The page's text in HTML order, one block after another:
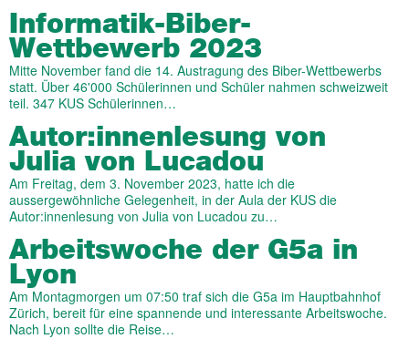
Informatik-Biber-
Wettbewerb 2023
Mitte November fand die 14. Austragung des Biber-Wettbewerbs
statt. Über 46'000 Schülerinnen und Schüler nahmen schweizweit
teil. 347 KUS Schülerinnen…
Autor:innenlesung von
Julia von Lucadou
Am Freitag, dem 3. November 2023, hatte ich die
aussergewöhnliche Gelegenheit, in der Aula der KUS die
Autor:innenlesung von Julia von Lucadou zu…
Arbeitswoche der G5a in
Lyon
Am Montagmorgen um 07:50 traf sich die G5a im Hauptbahnhof
Zürich, bereit für eine spannende und interessante Arbeitswoche.
Nach Lyon sollte die Reise…